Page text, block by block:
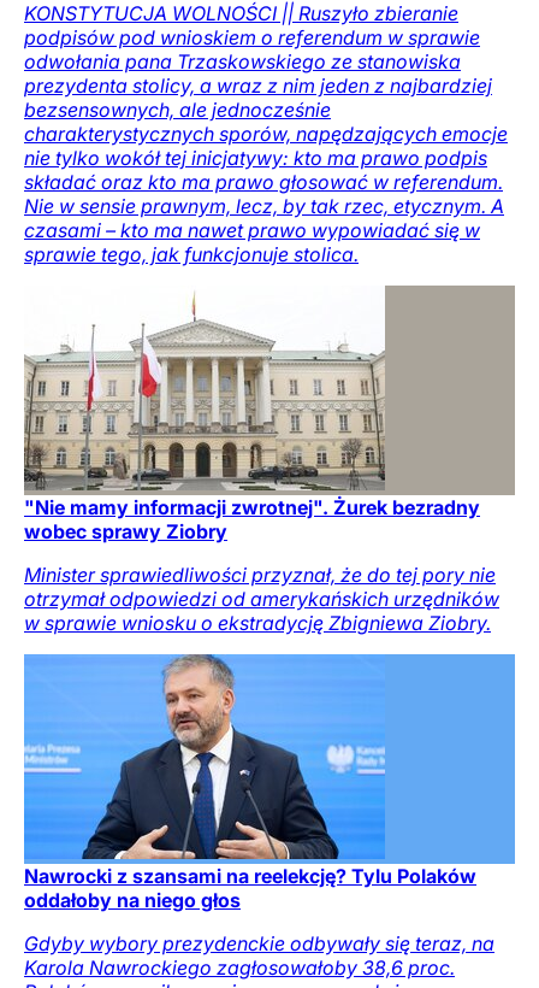
KONSTYTUCJA WOLNOŚCI || Ruszyło zbieranie
podpisów pod wnioskiem o referendum w sprawie
odwołania pana Trzaskowskiego ze stanowiska
prezydenta stolicy, a wraz z nim jeden z najbardziej
bezsensownych, ale jednocześnie
charakterystycznych sporów, napędzających emocje
nie tylko wokół tej inicjatywy: kto ma prawo podpis
składać oraz kto ma prawo głosować w referendum.
Nie w sensie prawnym, lecz, by tak rzec, etycznym. A
czasami – kto ma nawet prawo wypowiadać się w
sprawie tego, jak funkcjonuje stolica.
"Nie mamy informacji zwrotnej". Żurek bezradny
wobec sprawy Ziobry
Minister sprawiedliwości przyznał, że do tej pory nie
otrzymał odpowiedzi od amerykańskich urzędników
w sprawie wniosku o ekstradycję Zbigniewa Ziobry.
Nawrocki z szansami na reelekcję? Tylu Polaków
oddałoby na niego głos
Gdyby wybory prezydenckie odbywały się teraz, na
Karola Nawrockiego zagłosowałoby 38,6 proc.